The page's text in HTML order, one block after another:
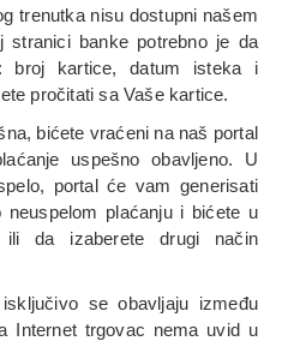
trenutka nisu dostupni našem
stranici banke potrebno je da
broj kartice, datum isteka i
pročitati sa Vaše kartice.
bićete vraćeni na naš portal
uspešno obavljeno. U
portal će vam generisati
plaćanju i bićete u
ili da izaberete drugi način
se obavljaju između
Internet trgovac nema uvid u